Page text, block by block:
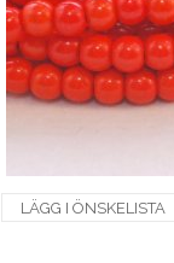
LÄGG I ÖNSKELISTA